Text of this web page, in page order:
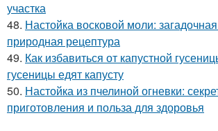
участка
48. Настойка восковой моли:
природная рецептура
49. Как избавиться от капустной
гусеницы едят капусту
50. Настойка из пчелиной огневки:
приготовления и польза для здоровья